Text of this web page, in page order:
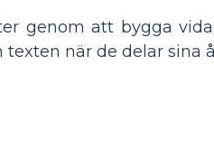
genom att bygga
när de delar sina